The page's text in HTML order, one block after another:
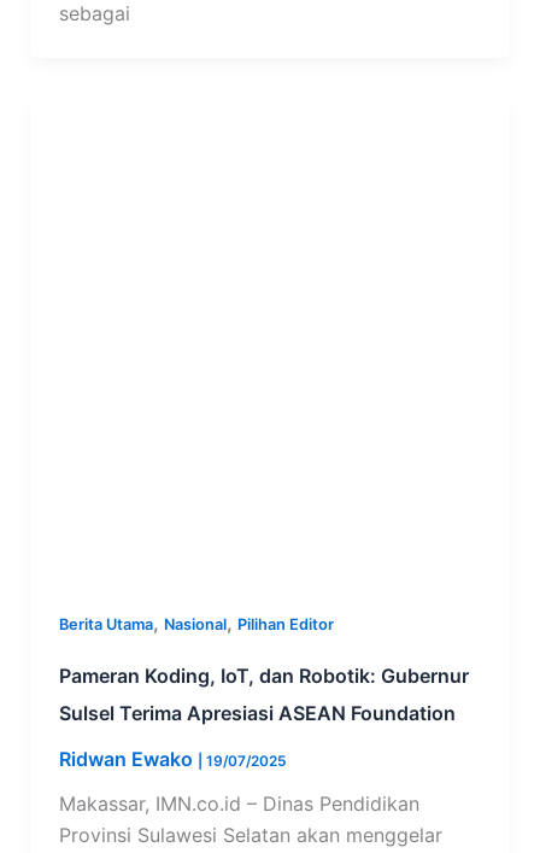
sebagai
Berita Utama, Nasional, Pilihan Editor
Pameran Koding, IoT, dan Robotik: Gubernur
Sulsel Terima Apresiasi ASEAN Foundation
Ridwan Ewako
19/07/2025
Makassar, IMN.co.id – Dinas Pendidikan
Provinsi Sulawesi Selatan akan menggelar